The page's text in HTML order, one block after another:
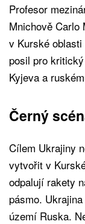
Profesor
Mnichově Carlo
v Kurské
posil pro
Kyjeva a
Černý
Cílem Ukrajiny
vytvořit v
odpalují rakety
pásmo.
území Ruska.